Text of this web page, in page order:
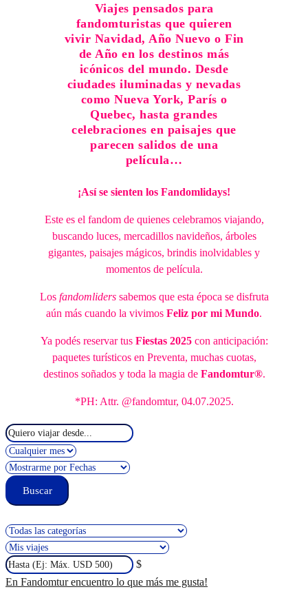
Viajes pensados para
fandomturistas que quieren
vivir Navidad, Año Nuevo o Fin
de Año en los destinos más
icónicos del mundo. Desde
ciudades iluminadas y nevadas
como Nueva York, París o
Quebec, hasta grandes
celebraciones en paisajes que
parecen salidos de una
película…
¡Así se sienten los Fandomlidays!
Este es el fandom de quienes celebramos viajando,
buscando luces, mercadillos navideños, árboles
gigantes, paisajes mágicos, brindis inolvidables y
momentos de película.
Los fandomliderssabemos que esta época se disfruta
aún más cuando la vivimos Feliz por mi Mundo.
Ya podés reservar tus Fiestas 2025con anticipación:
paquetes turísticos en Preventa, muchas cuotas,
destinos soñados y toda la magia de Fandomtur®.
*PH: Attr. @fandomtur, 04.07.2025.
$
En Fandomtur encuentro lo que más me gusta!